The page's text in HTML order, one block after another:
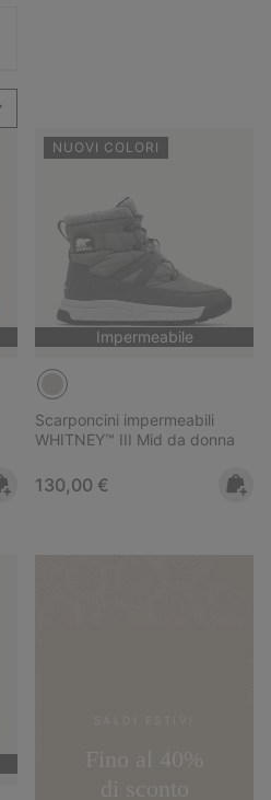
NUOVI COLORI
Impermeabile
Scarponcini impermeabili
WHITNEY™ III Mid da donna
Regular price:
130,00 €